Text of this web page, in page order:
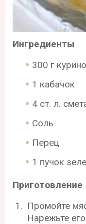
Ингредиенты
300 г
1 кабачок
4 ст. л.
Соль
Перец
1 пучок
Приготовление
Промойте
Нарежьте